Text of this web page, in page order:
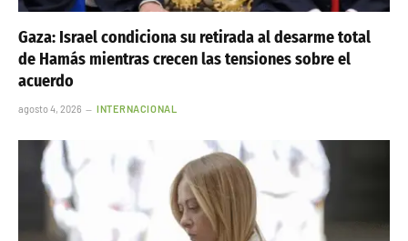
Gaza: Israel condiciona su retirada al desarme total
de Hamás mientras crecen las tensiones sobre el
acuerdo
agosto 4, 2026 INTERNACIONAL